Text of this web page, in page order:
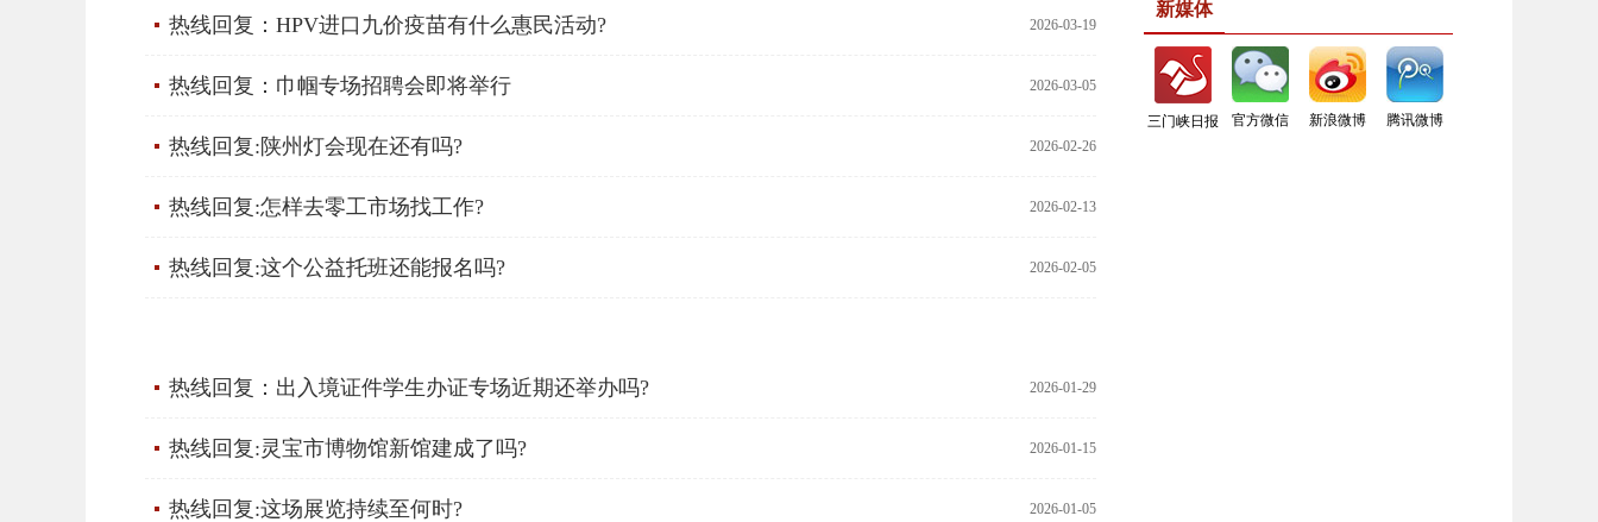
2026-03-19
热线回复：HPV进口九价疫苗有什么惠民活动?
2026-03-05
热线回复：巾帼专场招聘会即将举行
2026-02-26
热线回复:陕州灯会现在还有吗?
2026-02-13
热线回复:怎样去零工市场找工作?
2026-02-05
热线回复:这个公益托班还能报名吗?
2026-01-29
热线回复：出入境证件学生办证专场近期还举办吗?
2026-01-15
热线回复:灵宝市博物馆新馆建成了吗?
2026-01-05
热线回复:这场展览持续至何时?
新媒体
三门峡日报 官方微信 新浪微博 腾讯微博